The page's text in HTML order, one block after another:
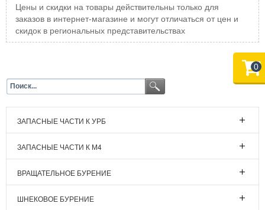
Цены и скидки на товары действительны только для
заказов в интернет-магазине и могут отличаться от цен и
скидок в региональных представительствах
ЗАПАСНЫЕ ЧАСТИ К УРБ
ЗАПАСНЫЕ ЧАСТИ К М4
ВРАЩАТЕЛЬНОЕ БУРЕНИЕ
ШНЕКОВОЕ БУРЕНИЕ
0